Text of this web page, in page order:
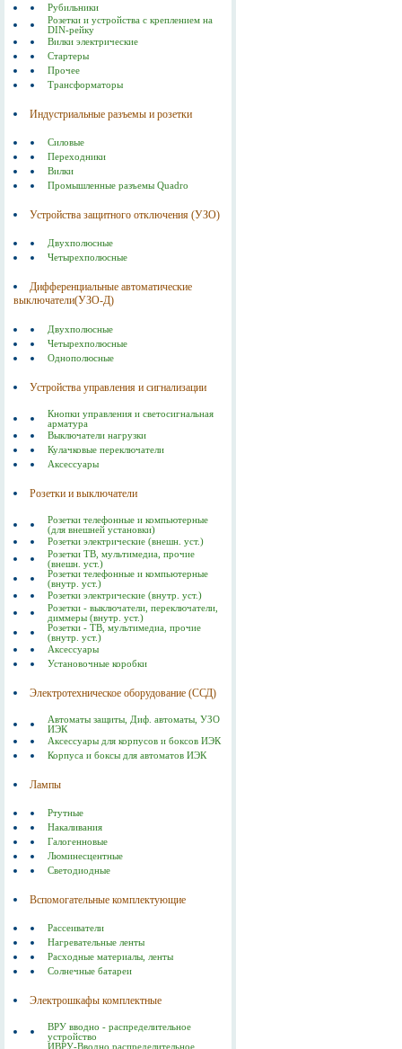
Рубильники
Розетки и устройства с креплением на
DIN-рейку
Вилки электрические
Стартеры
Прочее
Трансформаторы
Индустриальные разъемы и розетки
Силовые
Переходники
Вилки
Промышленные разъемы Quadro
Устройства защитного отключения (УЗО)
Двухполюсные
Четырехполюсные
Дифференциальные автоматические
выключатели(УЗО-Д)
Двухполюсные
Четырехполюсные
Однополюсные
Устройства управления и сигнализации
Кнопки управления и светосигнальная
арматура
Выключатели нагрузки
Кулачковые переключатели
Аксессуары
Розетки и выключатели
Розетки телефонные и компьютерные
(для внешней установки)
Розетки электрические (внешн. уст.)
Розетки ТВ, мультимедиа, прочие
(внешн. уст.)
Розетки телефонные и компьютерные
(внутр. уст.)
Розетки электрические (внутр. уст.)
Розетки - выключатели, переключатели,
диммеры (внутр. уст.)
Розетки - ТВ, мультимедиа, прочие
(внутр. уст.)
Аксессуары
Установочные коробки
Электротехническое оборудование (ССД)
Автоматы защиты, Диф. автоматы, УЗО
ИЭК
Аксессуары для корпусов и боксов ИЭК
Корпуса и боксы для автоматов ИЭК
Лампы
Ртутные
Накаливания
Галогенновые
Люминесцентные
Светодиодные
Вспомогательные комплектующие
Рассеиватели
Нагревательные ленты
Расходные материалы, ленты
Солнечные батареи
Электрошкафы комплектные
ВРУ вводно - распределительное
устройство
ИВРУ-Вводно распределительное